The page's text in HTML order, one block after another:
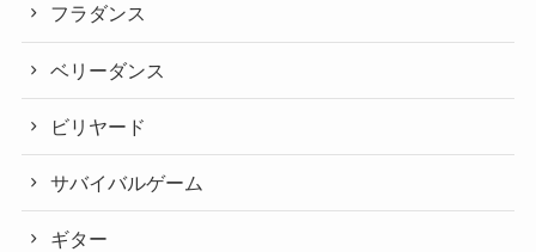
フラダンス
ベリーダンス
ビリヤード
サバイバルゲーム
ギター